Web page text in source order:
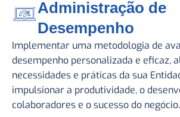
Administração de
Desempenho
Implementar uma metodologia de
desempenho personalizada e eficaz,
necessidades e práticas da sua
impulsionar a produtividade, o
colaboradores e o sucesso do negócio.